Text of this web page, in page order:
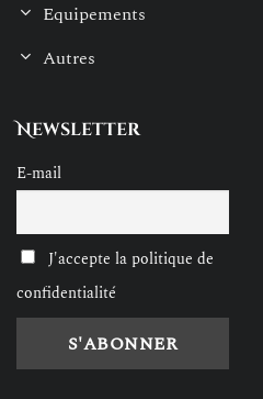
Equipements
Autres
Newsletter
E-mail
J'accepte la politique de
confidentialité